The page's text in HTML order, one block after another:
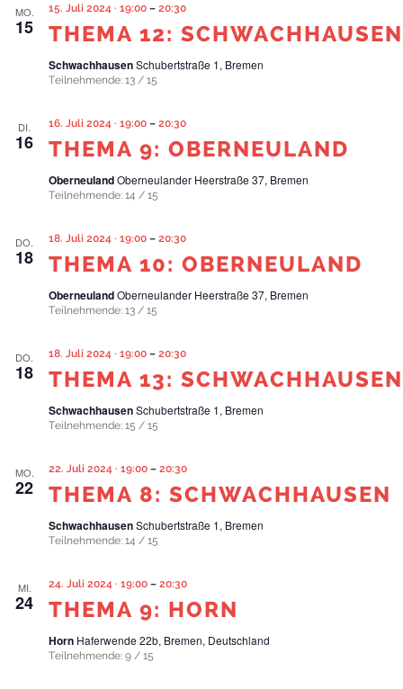
MO.
15 THEMA 12: SCHWACHHAUSEN
15. Juli 2024 · 19:00 – 20:30
SchwachhausenSchubertstraße 1, Bremen
Teilnehmende: 13 / 15
DI.
16 THEMA 9: OBERNEULAND
16. Juli 2024 · 19:00 – 20:30
OberneulandOberneulander Heerstraße 37, Bremen
Teilnehmende: 14 / 15
DO.
18 THEMA 10: OBERNEULAND
18. Juli 2024 · 19:00 – 20:30
OberneulandOberneulander Heerstraße 37, Bremen
Teilnehmende: 13 / 15
DO.
18 THEMA 13: SCHWACHHAUSEN
18. Juli 2024 · 19:00 – 20:30
SchwachhausenSchubertstraße 1, Bremen
Teilnehmende: 15 / 15
MO.
22 THEMA 8: SCHWACHHAUSEN
22. Juli 2024 · 19:00 – 20:30
SchwachhausenSchubertstraße 1, Bremen
Teilnehmende: 14 / 15
MI.
24 THEMA 9: HORN
24. Juli 2024 · 19:00 – 20:30
Horn Haferwende 22b, Bremen, Deutschland
Teilnehmende: 9 / 15